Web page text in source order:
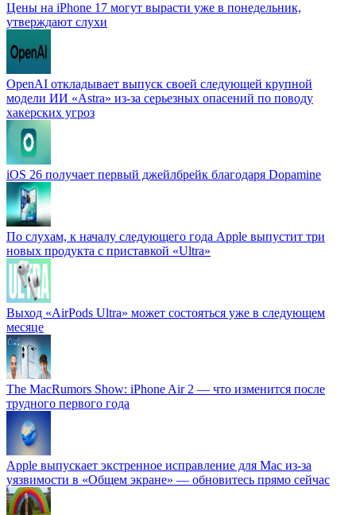
Цены на iPhone 17 могут вырасти уже в понедельник,
утверждают слухи
OpenAI откладывает выпуск своей следующей крупной
модели ИИ «Astra» из-за серьезных опасений по поводу
хакерских угроз
iOS 26 получает первый джейлбрейк благодаря Dopamine
По слухам, к началу следующего года Apple выпустит три
новых продукта с приставкой «Ultra»
Выход «AirPods Ultra» может состояться уже в следующем
месяце
The MacRumors Show: iPhone Air 2 — что изменится после
трудного первого года
Apple выпускает экстренное исправление для Mac из-за
уязвимости в «Общем экране» — обновитесь прямо сейчас